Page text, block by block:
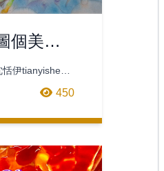
個美人
伊tianyishen
材：油性色鉛筆
450